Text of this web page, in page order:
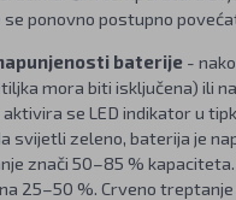
se ponovno postupno
baterije -
mora biti isključena) ili
se LED indikator u
svijetli zeleno, baterija je
znači 50–85 %
25–50 %. Crveno treptanje